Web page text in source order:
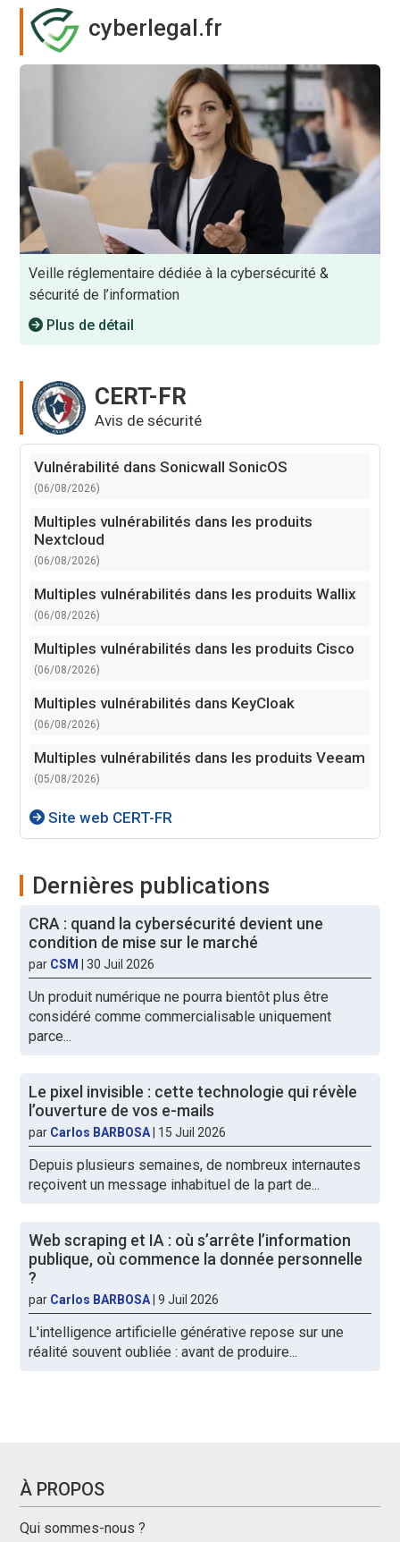
cyberlegal.fr
Veille réglementaire dédiée à la cybersécurité &
sécurité de l’information
Plus de détail
CERT-FR
Avis de sécurité
Vulnérabilité dans Sonicwall SonicOS
(06/08/2026)
Multiples vulnérabilités dans les produits
Nextcloud
(06/08/2026)
Multiples vulnérabilités dans les produits Wallix
(06/08/2026)
Multiples vulnérabilités dans les produits Cisco
(06/08/2026)
Multiples vulnérabilités dans KeyCloak
(06/08/2026)
Multiples vulnérabilités dans les produits Veeam
(05/08/2026)
Site web CERT-FR
Dernières publications
CRA : quand la cybersécurité devient une
condition de mise sur le marché
par CSM |30 Juil 2026
Un produit numérique ne pourra bientôt plus être
considéré comme commercialisable uniquement
parce...
Le pixel invisible : cette technologie qui révèle
l’ouverture de vos e-mails
par Carlos BARBOSA 15 Juil 2026
Depuis plusieurs semaines, de nombreux internautes
reçoivent un message inhabituel de la part de...
Web scraping et IA : où s’arrête l’information
publique, où commence la donnée personnelle
?
par Carlos BARBOSA |9 Juil 2026
L'intelligence artificielle générative repose sur une
réalité souvent oubliée : avant de produire...
À PROPOS
Qui sommes-nous ?